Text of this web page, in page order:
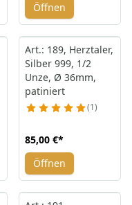
Öffnen
Art.: 189, Herztaler,
Silber 999, 1/2
Unze, Ø 36mm,
patiniert
1
85,00 €*
Öffnen